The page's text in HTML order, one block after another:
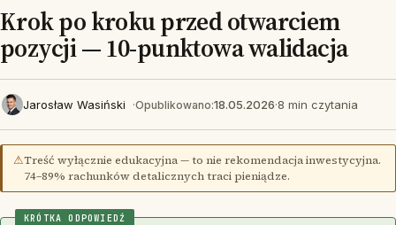
Krok po kroku przed otwarciem
pozycji — 10-punktowa walidacja
Jarosław Wasiński ·Opublikowano:18.05.2026·8 min czytania
⚠Treść wyłącznie edukacyjna — to nie rekomendacja inwestycyjna.
74–89% rachunków detalicznych traci pieniądze.
KRÓTKA ODPOWIEDŹ